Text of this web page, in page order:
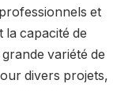
et
la capacité de
variété de
divers projets,